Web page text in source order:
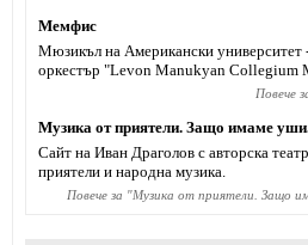
Мемфис
Мюзикъл на Американски университет
оркестър "Levon Manukyan Collegium
Повече
Музика от приятели. Защо имаме
Сайт на Иван Драголов с авторска
приятели и народна музика.
Повече за "Музика от приятели. Защо